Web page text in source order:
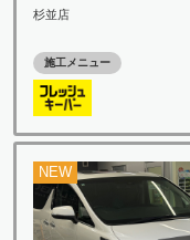
杉並店
施工メニュー
NEW